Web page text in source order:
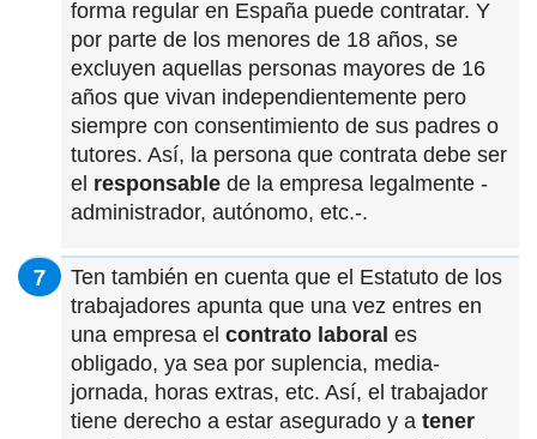
forma regular en España puede contratar. Y
por parte de los menores de 18 años, se
excluyen aquellas personas mayores de 16
años que vivan independientemente pero
siempre con consentimiento de sus padres o
tutores. Así, la persona que contrata debe ser
el responsable de la empresa legalmente -
administrador, autónomo, etc.-.
Ten también en cuenta que el Estatuto de los
trabajadores apunta que una vez entres en
una empresa el contrato laboral es
obligado, ya sea por suplencia, media-
jornada, horas extras, etc. Así, el trabajador
tiene derecho a estar asegurado y a tener